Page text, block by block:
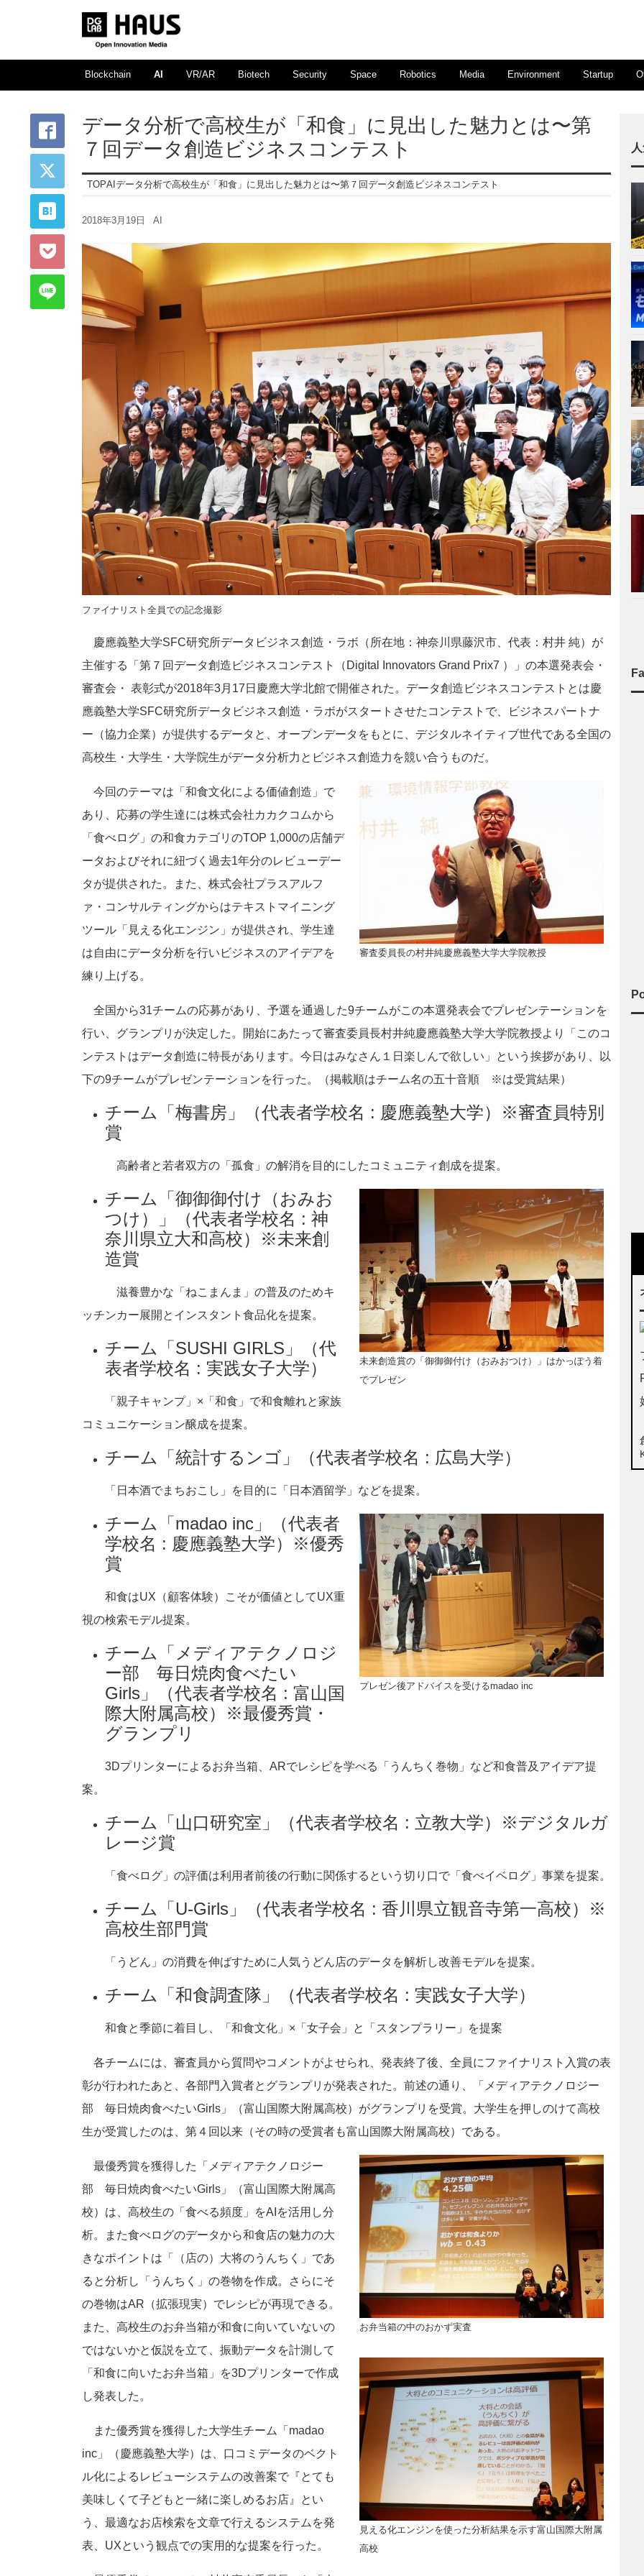
Blockchain AI VR/AR Biotech Security Space Robotics Media Environment Startup
データ分析で高校生が「和食」に見出した魅力とは〜第
７回データ創造ビジネスコンテスト
TOPAI データ分析で高校生が「和食」に見出した魅力とは〜第７回データ創造ビジネスコンテスト
2018年3月19日 AI
ファイナリスト全員での記念撮影
慶應義塾大学SFC研究所データビジネス創造・ラボ（所在地：神奈川県藤沢市、代表：村井 純）が
主催する「第７回データ創造ビジネスコンテスト（Digital Innovators Grand Prix7 ）」の本選発表会・
審査会・ 表彰式が2018年3月17日慶應大学北館で開催された。データ創造ビジネスコンテストとは慶
應義塾大学SFC研究所データビジネス創造・ラボがスタートさせたコンテストで、ビジネスパートナ
ー（協力企業）が提供するデータと、オープンデータをもとに、デジタルネイティブ世代である全国の
高校生・大学生・大学院生がデータ分析力とビジネス創造力を競い合うものだ。
審査委員長の村井純慶應義塾大学大学院教授
今回のテーマは「和食文化による価値創造」で
あり、応募の学生達には株式会社カカクコムから
「食べログ」の和食カテゴリのTOP 1,000の店舗デ
ータおよびそれに紐づく過去1年分のレビューデー
タが提供された。また、株式会社プラスアルフ
ァ・コンサルティングからはテキストマイニング
ツール「見える化エンジン」が提供され、学生達
は自由にデータ分析を行いビジネスのアイデアを
練り上げる。
全国から31チームの応募があり、予選を通過した9チームがこの本選発表会でプレゼンテーションを
行い、グランプリが決定した。開始にあたって審査委員長村井純慶應義塾大学大学院教授より「このコ
ンテストはデータ創造に特長があります。今日はみなさん１日楽しんで欲しい」という挨拶があり、以
下の9チームがプレゼンテーションを行った。（掲載順はチーム名の五十音順 ※は受賞結果）
チーム「梅書房」（代表者学校名 : 慶應義塾大学）※審査員特別
賞
高齢者と若者双方の「孤食」の解消を目的にしたコミュニティ創成を提案。
未来創造賞の「御御御付け（おみおつけ）」はかっぽう着
でプレゼン
チーム「御御御付け（おみお
つけ）」（代表者学校名 : 神
奈川県立大和高校）※未来創
造賞
滋養豊かな「ねこまんま」の普及のためキ
ッチンカー展開とインスタント食品化を提案。
チーム「SUSHI GIRLS」（代
表者学校名 : 実践女子大学）
「親子キャンプ」×「和食」で和食離れと家族
コミュニケーション醸成を提案。
チーム「統計するンゴ」（代表者学校名 : 広島大学）
「日本酒でまちおこし」を目的に「日本酒留学」などを提案。
プレゼン後アドバイスを受けるmadao inc
チーム「madao inc」（代表者
学校名 : 慶應義塾大学）※優秀
賞
和食はUX（顧客体験）こそが価値としてUX重
視の検索モデル提案。
チーム「メディアテクノロジ
ー部 毎日焼肉食べたい
Girls」（代表者学校名 : 富山国
際大附属高校）※最優秀賞・
グランプリ
3Dプリンターによるお弁当箱、ARでレシピを学べる「うんちく巻物」など和食普及アイデア提
案。
チーム「山口研究室」（代表者学校名 : 立教大学）※デジタルガ
レージ賞
「食べログ」の評価は利用者前後の行動に関係するという切り口で「食べイベログ」事業を提案。
チーム「U-Girls」（代表者学校名 : 香川県立観音寺第一高校）※
高校生部門賞
「うどん」の消費を伸ばすために人気うどん店のデータを解析し改善モデルを提案。
チーム「和食調査隊」（代表者学校名 : 実践女子大学）
和食と季節に着目し、「和食文化」×「女子会」と「スタンプラリー」を提案
各チームには、審査員から質問やコメントがよせられ、発表終了後、全員にファイナリスト入賞の表
彰が行われたあと、各部門入賞者とグランプリが発表された。前述の通り、「メディアテクノロジー
部 毎日焼肉食べたいGirls」（富山国際大附属高校）がグランプリを受賞。大学生を押しのけて高校
生が受賞したのは、第４回以来（その時の受賞者も富山国際大附属高校）である。
お弁当箱の中のおかず実査
見える化エンジンを使った分析結果を示す富山国際大附属
高校
最優秀賞を獲得した「メディアテクノロジー
部 毎日焼肉食べたいGirls」（富山国際大附属高
校）は、高校生の「食べる頻度」をAIを活用し分
析。また食べログのデータから和食店の魅力の大
きなポイントは「（店の）大将のうんちく」であ
ると分析し「うんちく」の巻物を作成。さらにそ
の巻物はAR（拡張現実）でレシピが再現できる。
また、高校生のお弁当箱が和食に向いていないの
ではないかと仮説を立て、振動データを計測して
「和食に向いたお弁当箱」を3Dプリンターで作成
し発表した。
また優秀賞を獲得した大学生チーム「madao
inc」（慶應義塾大学）は、口コミデータのベクト
ル化によるレビューシステムの改善案で『とても
美味しくて子どもと一緒に楽しめるお店』とい
う、最適なお店検索を文章で行えるシステムを発
表、UXという観点での実用的な提案を行った。